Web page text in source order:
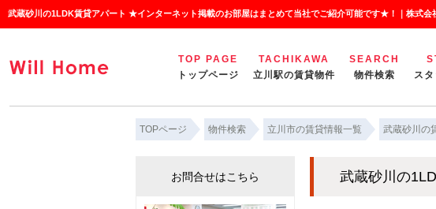
武蔵砂川の1LDK賃貸アパート ★インターネット掲載のお部屋はまとめて当社でご紹介可能です★！｜株式会
TOP PAGE
トップページ
TACHIKAWA
立川駅の賃貸物件
SEARCH
物件検索
ス
TOPページ 物件検索 立川市の賃貸情報一覧 武蔵砂川の
武蔵砂川の
お問合せはこちら